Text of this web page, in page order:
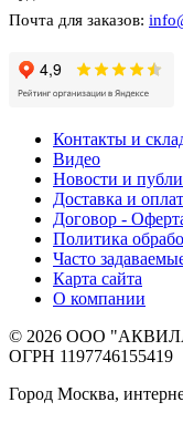
Почта для заказов:
Контакты и
Видео
Новости и
Доставка и
Договор -
Политика
Часто
Карта сайта
О компании
© 2026 ООО
ОГРН 1197746155419
Город Москва,